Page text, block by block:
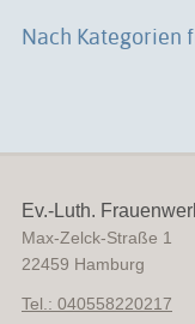
Nach Kategorien
Ev.-Luth.
Max-Zelck-Straße 1
22459 Hamburg
Tel.: 040558220217